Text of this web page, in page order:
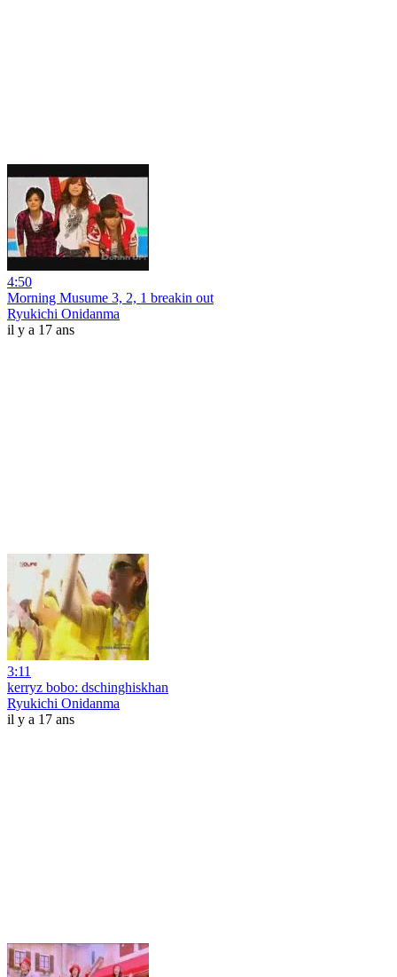
4:50
Morning Musume 3, 2, 1 breakin out
Ryukichi Onidanma
il y a 17 ans
3:11
kerryz bobo: dschinghiskhan
Ryukichi Onidanma
il y a 17 ans